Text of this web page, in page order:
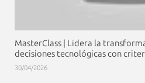
MasterClass | Lidera la
decisiones tecnológicas con
30/04/2026